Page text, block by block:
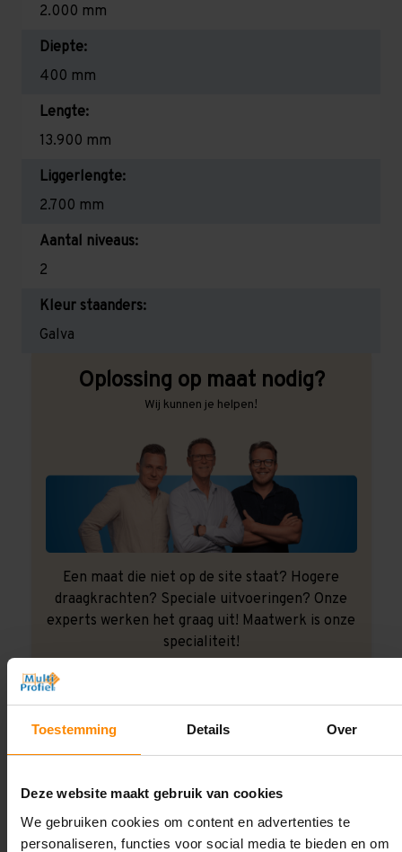
Toestemming Details Over
Deze website maakt gebruik van cookies
We gebruiken cookies om content en advertenties te
personaliseren, functies voor social media te bieden en om
2.000 mm
Diepte:
400 mm
Lengte:
13.900 mm
Liggerlengte:
2.700 mm
Aantal niveaus:
2
Kleur staanders:
Galva
Oplossing op maat nodig?
Wij kunnen je helpen!
Een maat die niet op de site staat? Hogere
draagkrachten? Speciale uitvoeringen? Onze
experts werken het graag uit! Maatwerk is onze
specialiteit!
Laat ons het doen!